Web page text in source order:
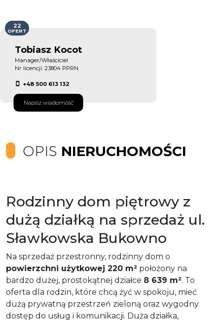
Tobiasz Kocot
Manager/Właściciel
Nr licencji: 23804 PPRN
+48 500 613 132
Napisz wiadomość
22
OFERT
OPIS NIERUCHOMOŚCI
Rodzinny dom piętrowy z
dużą działką na sprzedaż ul.
Sławkowska Bukowno
Na sprzedaż przestronny, rodzinny dom o
powierzchni użytkowej 220 m² położony na
bardzo dużej, prostokątnej działce 8 639 m². To
oferta dla rodzin, które chcą żyć w spokoju, mieć
dużą prywatną przestrzeń zieloną oraz wygodny
dostęp do usług i komunikacji. Duża działka,